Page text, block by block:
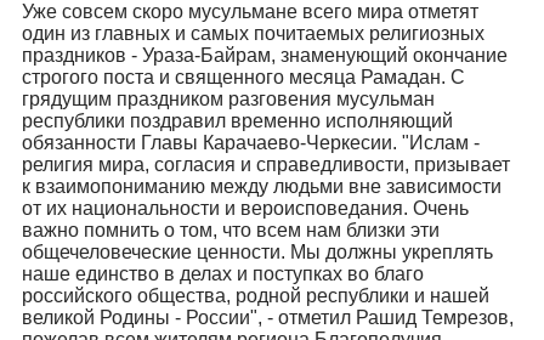
Уже совсем скоро мусульмане всего мира отметят
один из главных и самых почитаемых религиозных
праздников - Ураза-Байрам, знаменующий окончание
строгого поста и священного месяца Рамадан. С
грядущим праздником разговения мусульман
республики поздравил временно исполняющий
обязанности Главы Карачаево-Черкесии. "Ислам -
религия мира, согласия и справедливости, призывает
к взаимопониманию между людьми вне зависимости
от их национальности и вероисповедания. Очень
важно помнить о том, что всем нам близки эти
общечеловеческие ценности. Мы должны укреплять
наше единство в делах и поступках во благо
российского общества, родной республики и нашей
великой Родины - России", - отметил Рашид Темрезов,